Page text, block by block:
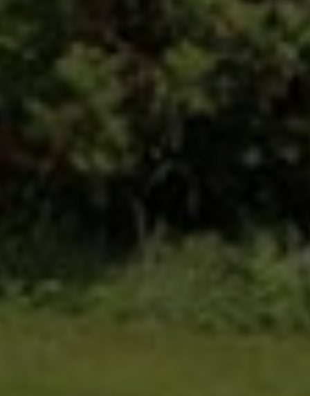
Marketing
Publishern verwendet, um personalisierte
Werbung anzuzeigen. Sie tun dies, indem sie
Google Tag Manager
werden, bedarf der Zugriff auf externe Inhalte
keiner manuellen Zustimmung mehr.